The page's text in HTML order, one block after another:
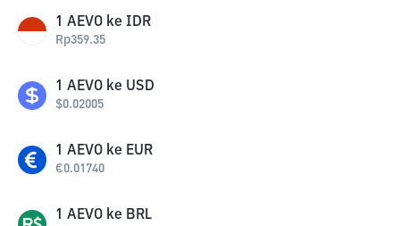
1 AEVO ke IDR
Rp359.35
1 AEVO ke USD
$0.02005
1 AEVO ke EUR
€0.01740
1 AEVO ke BRL